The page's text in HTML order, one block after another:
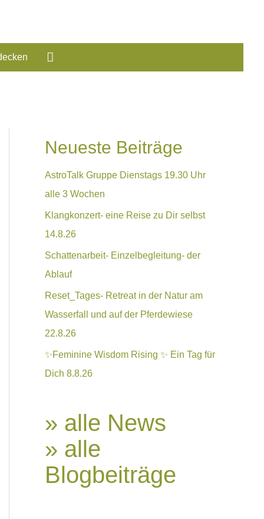
Neueste Beiträge
AstroTalk Gruppe Dienstags 19.30 Uhr
alle 3 Wochen
Klangkonzert- eine Reise zu Dir selbst
14.8.26
Schattenarbeit- Einzelbegleitung- der
Ablauf
Reset_Tages- Retreat in der Natur am
Wasserfall und auf der Pferdewiese
22.8.26
✨Feminine Wisdom Rising ✨ Ein Tag für
Dich 8.8.26
» alle News
» alle
Blogbeiträge